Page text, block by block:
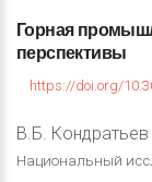
Горная
перспективы
https://doi.org/
В.Б. Кондратьев
Национальный